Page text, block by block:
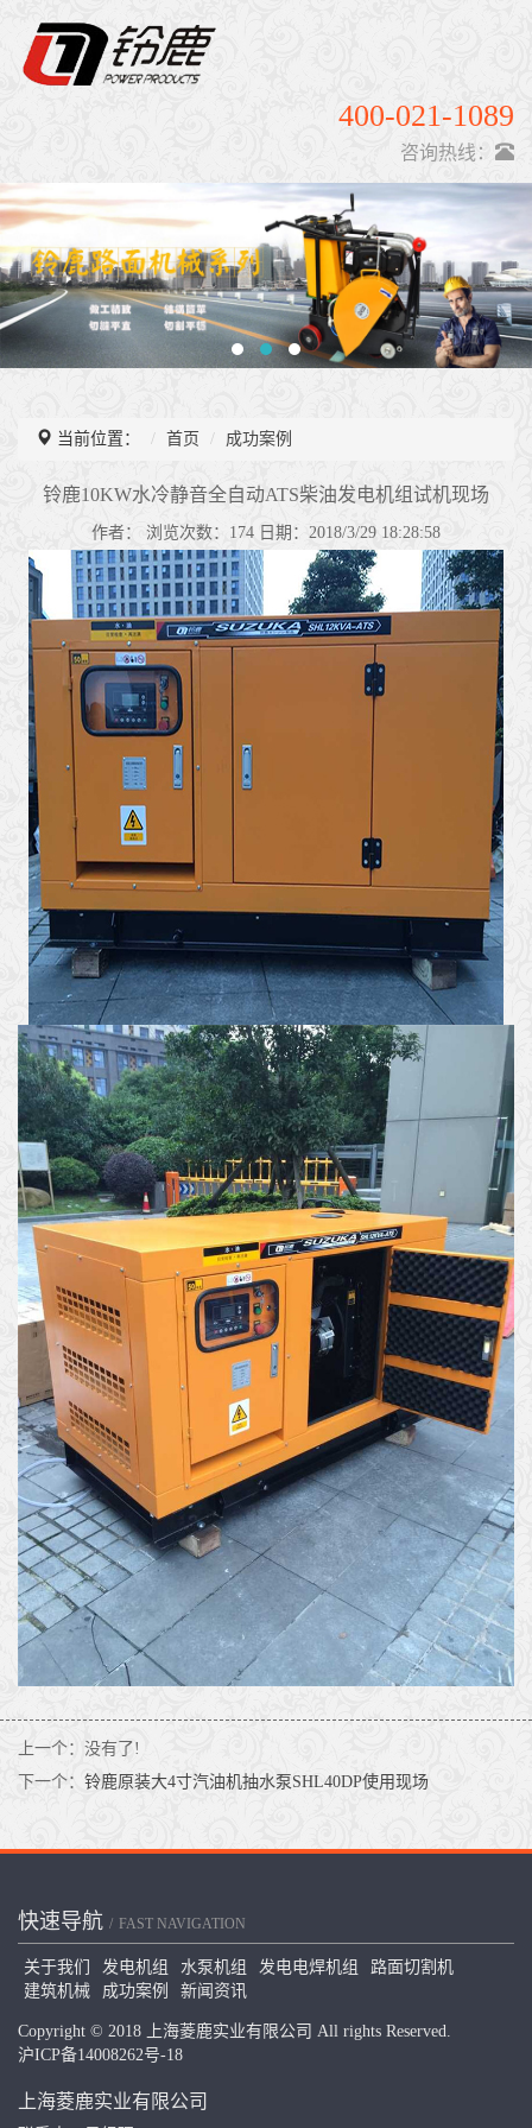
400-021-1089
咨询热线：
当前位置： 首页 成功案例
铃鹿10KW水冷静音全自动ATS柴油发电机组试机现场
作者： 浏览次数： 174 日期：2018/3/29 18:28:58
上一个：没有了!
下一个： 铃鹿原装大4寸汽油机抽水泵SHL40DP使用现场
快速导航 FAST NAVIGATION
关于我们 发电机组 水泵机组 发电电焊机组
路面切割机
建筑机械
成功案例 新闻资讯
Copyright © 2018 上海菱鹿实业有限公司 All rights Reserved.
沪ICP备14008262号-18
上海菱鹿实业有限公司